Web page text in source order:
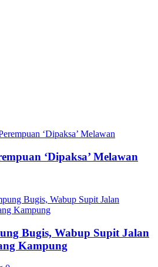
‘Dipaksa’ Melawan
Bugis, Wabup Supit Jalan
Kampung